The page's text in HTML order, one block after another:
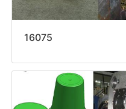
16075